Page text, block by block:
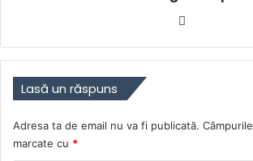
Lasă un răspuns
Adresa ta de email nu va fi publicată.
marcate cu *